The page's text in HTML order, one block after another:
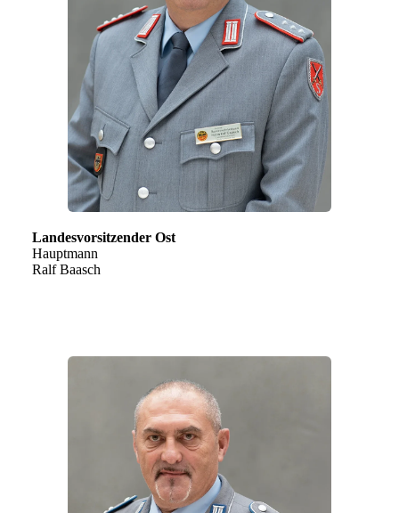
Landesvorsitzender Ost
Hauptmann
Ralf Baasch